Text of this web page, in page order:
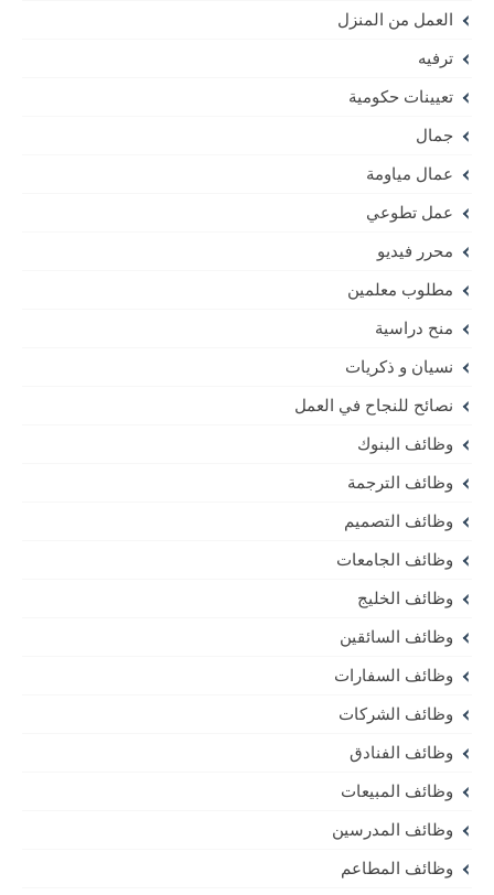
العمل من المنزل
ترفيه
تعيينات حكومية
جمال
عمال مياومة
عمل تطوعي
محرر فيديو
مطلوب معلمين
منح دراسية
نسيان و ذكريات
نصائح للنجاح في العمل
وظائف البنوك
وظائف الترجمة
وظائف التصميم
وظائف الجامعات
وظائف الخليج
وظائف السائقين
وظائف السفارات
وظائف الشركات
وظائف الفنادق
وظائف المبيعات
وظائف المدرسين
وظائف المطاعم